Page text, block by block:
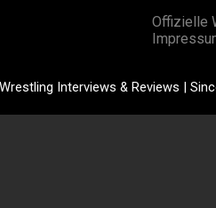
Offizielle
Interviews & Reviews |